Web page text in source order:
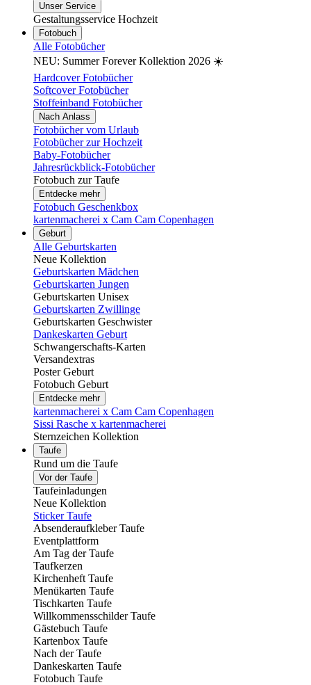
Unser Service
Gestaltungsservice Hochzeit
Fotobuch
Alle Fotobücher
NEU: Summer Forever Kollektion 2026 ☀️
Hardcover Fotobücher
Softcover Fotobücher
Stoffeinband Fotobücher
Nach Anlass
Fotobücher vom Urlaub
Fotobücher zur Hochzeit
Baby-Fotobücher
Jahresrückblick-Fotobücher
Fotobuch zur Taufe
Entdecke mehr
Fotobuch Geschenkbox
kartenmacherei x Cam Cam Copenhagen
Geburt
Alle Geburtskarten
Neue Kollektion
Geburtskarten Mädchen
Geburtskarten Jungen
Geburtskarten Unisex
Geburtskarten Zwillinge
Geburtskarten Geschwister
Dankeskarten Geburt
Schwangerschafts-Karten
Versandextras
Poster Geburt
Fotobuch Geburt
Entdecke mehr
kartenmacherei x Cam Cam Copenhagen
Sissi Rasche x kartenmacherei
Sternzeichen Kollektion
Taufe
Rund um die Taufe
Vor der Taufe
Taufeinladungen
Neue Kollektion
Sticker Taufe
Absenderaufkleber Taufe
Eventplattform
Am Tag der Taufe
Taufkerzen
Kirchenheft Taufe
Menükarten Taufe
Tischkarten Taufe
Willkommensschilder Taufe
Gästebuch Taufe
Kartenbox Taufe
Nach der Taufe
Dankeskarten Taufe
Fotobuch Taufe